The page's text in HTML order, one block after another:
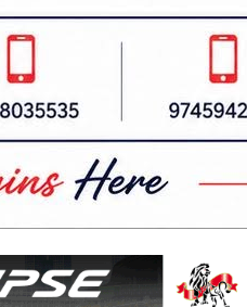
पटक मन्त्रालयले कडाइ गर्ने
प्रक्रिया अगाडि